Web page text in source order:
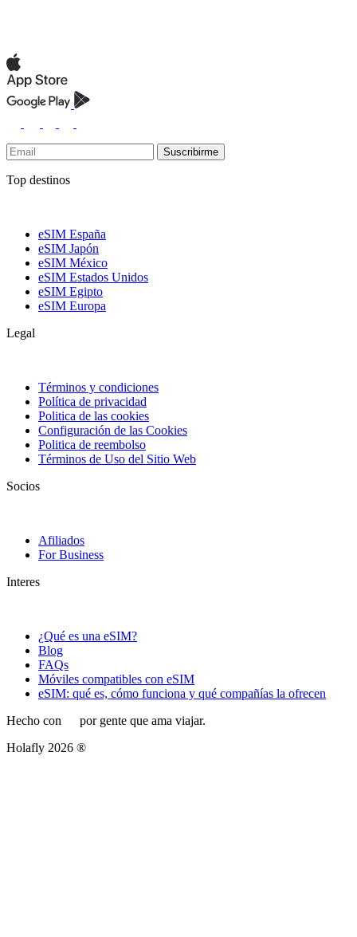
Suscribirme
Top destinos
eSIM España
eSIM Japón
eSIM México
eSIM Estados Unidos
eSIM Egipto
eSIM Europa
Legal
Términos y condiciones
Política de privacidad
Politica de las cookies
Configuración de las Cookies
Politica de reembolso
Términos de Uso del Sitio Web
Socios
Afiliados
For Business
Interes
¿Qué es una eSIM?
Blog
FAQs
Móviles compatibles con eSIM
eSIM: qué es, cómo funciona y qué compañías la ofrecen
Hecho con
por gente que ama viajar.
Holafly 2026 ®